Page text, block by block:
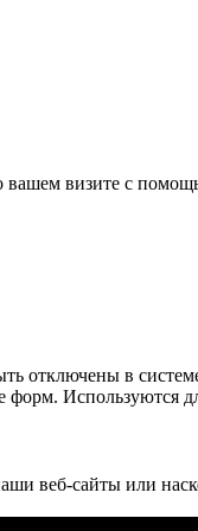
визите с
отключены в
веб-сайты или